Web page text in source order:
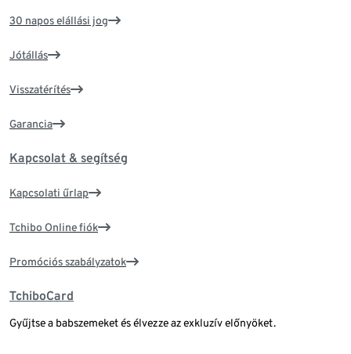
30 napos elállási jog
Jótállás
Visszatérítés
Garancia
Kapcsolat & segítség
Kapcsolati űrlap
Tchibo Online fiók
Promóciós szabályzatok
TchiboCard
Gyűjtse a babszemeket és élvezze az exkluzív előnyöket.